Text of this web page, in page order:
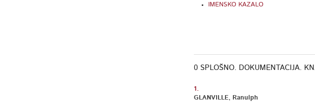
IMENSKO KAZALO
0 SPLOŠNO. DOKUMENTACIJA.
1.
GLANVILLE, Ranulph